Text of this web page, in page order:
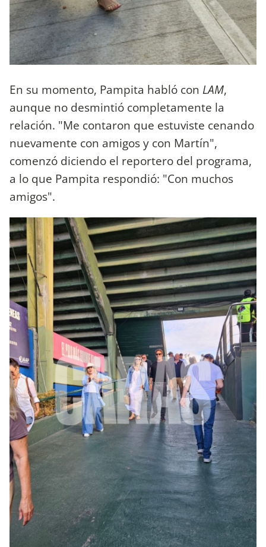
En su momento, Pampita habló con LAM,
aunque no desmintió completamente la
relación. "Me contaron que estuviste cenando
nuevamente con amigos y con Martín",
comenzó diciendo el reportero del programa,
a lo que Pampita respondió: "Con muchos
amigos".